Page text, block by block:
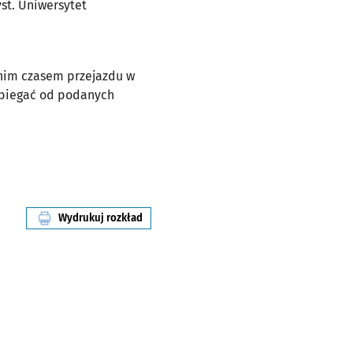
Uniwersytet
czasem przejazdu w
od podanych
Wydrukuj rozkład
linii nr 15